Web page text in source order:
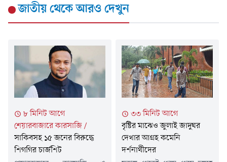
জাতীয়থেকে আরও দেখুন
৮ মিনিট আগে
শেয়ারবাজারে কারসাজি/
সাকিবসহ ১৫ জনের বিরুদ্ধে
শিগগির চার্জশিট
৩৩ মিনিট আগে
বৃষ্টির মাঝেও জুলাই জাদুঘর
দেখার আগ্রহ কমেনি
দর্শনার্থীদের